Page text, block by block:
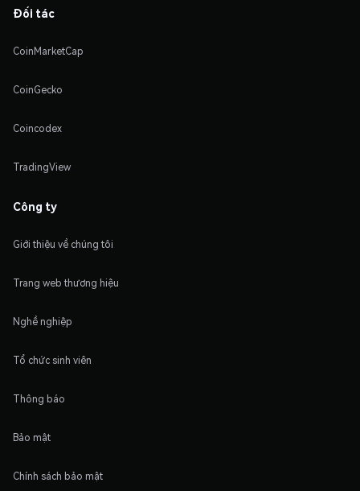
Đối tác
CoinMarketCap
CoinGecko
Coincodex
TradingView
Công ty
Giới thiệu về chúng tôi
Trang web thương hiệu
Nghề nghiệp
Tổ chức sinh viên
Thông báo
Bảo mật
Chính sách bảo mật